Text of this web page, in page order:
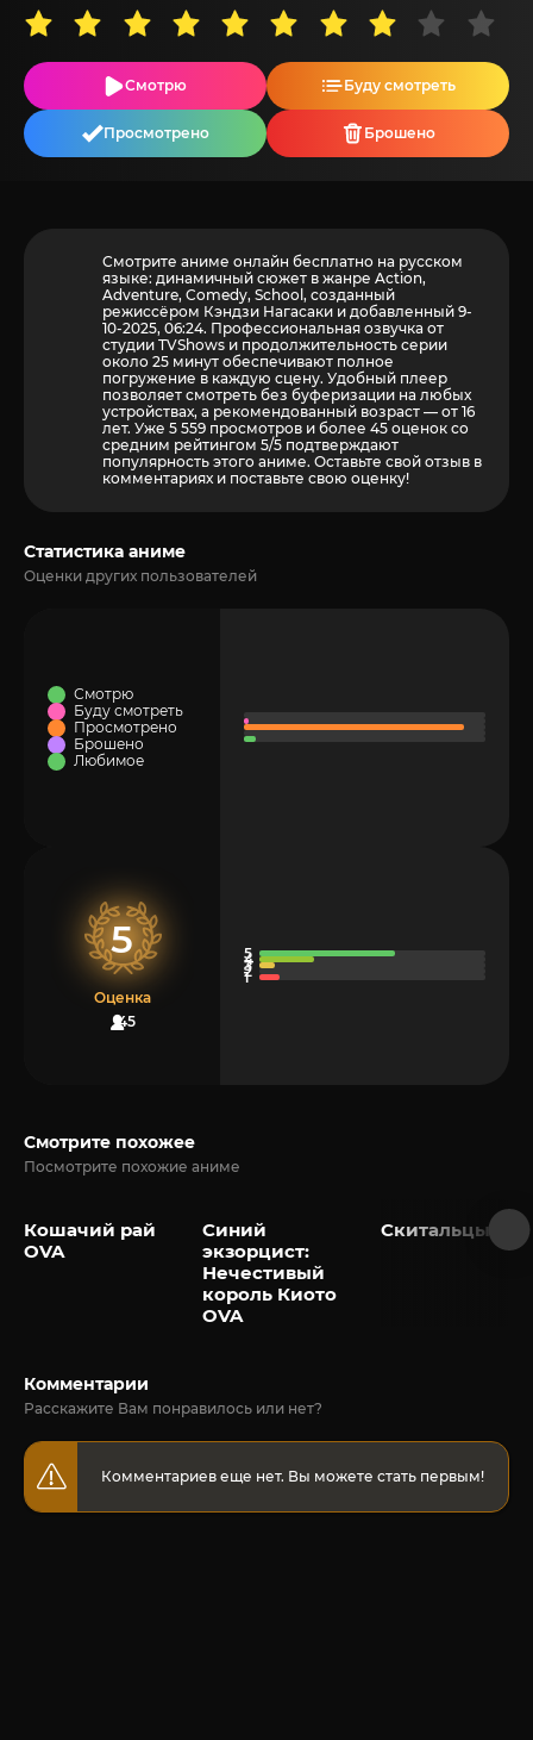
Смотрю Буду смотреть
Просмотрено Брошено
Смотрите аниме онлайн бесплатно на русском
языке: динамичный сюжет в жанре Action,
Adventure, Comedy, School, созданный
режиссёром Кэндзи Нагасаки и добавленный 9-
10-2025, 06:24. Профессиональная озвучка от
студии TVShows и продолжительность серии
около 25 минут обеспечивают полное
погружение в каждую сцену. Удобный плеер
позволяет смотреть без буферизации на любых
устройствах, а рекомендованный возраст — от 16
лет. Уже 5 559 просмотров и более 45 оценок со
средним рейтингом 5/5 подтверждают
популярность этого аниме. Оставьте свой отзыв в
комментариях и поставьте свою оценку!
Статистика аниме
Оценки других пользователей
Смотрю
Буду смотреть
Просмотрено
Брошено
Любимое
5
Оценка
45
Смотрите похожее
Посмотрите похожие аниме
Кошачий рай
OVA
Синий
экзорцист:
Нечестивый
король Киото
OVA
Скитальцы
Комментарии
Расскажите Вам понравилось или нет?
Комментариев еще нет. Вы можете стать первым!